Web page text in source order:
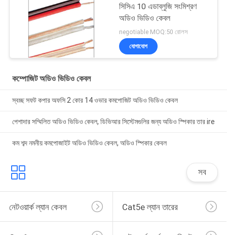
সিসিএ 10 এডাব্লুজি সংমিশ্রণ
অডিও ভিডিও কেবল
negotiable MOQ:50 রোলস
যোগাযোগ
কম্পোজিট অডিও ভিডিও কেবল
স্বচ্ছ সফট কপার অফসি 2 কোর 14 ওভার কমপোজিট অডিও ভিডিও কেবল
পেশাদার সম্মিলিত অডিও ভিডিও কেবল, ডিভিআর সিস্টেমগুলির জন্য অডিও স্পিকার তার ire
কম শব্দ নমনীয় কমপোজাইট অডিও ভিডিও কেবল, অডিও স্পিকার কেবল
সব
নেটওয়ার্ক ল্যান কেবল Cat5e ল্যান তারের